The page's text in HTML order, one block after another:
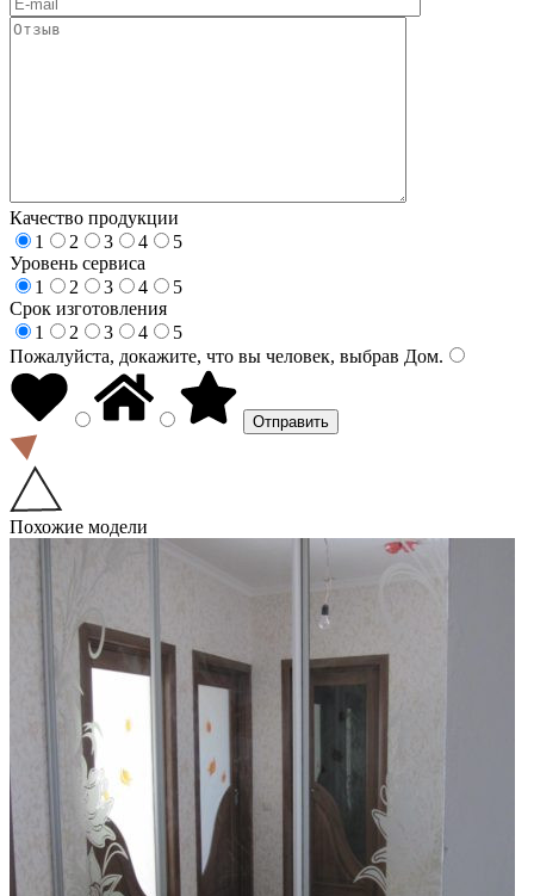
Качество продукции
1
2 3 4
5
Уровень сервиса
1
2 3 4
5
Срок изготовления
1
2 3 4
5
Пожалуйста, докажите, что вы человек, выбрав Дом.
Похожие модели